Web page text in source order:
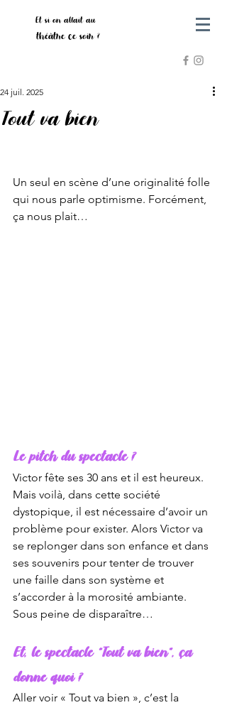
Et si on allait au
théâtre ce soir ?
Tout va bien
24 juil. 2025
Un seul en scène d’une originalité folle
qui nous parle optimisme. Forcément,
ça nous plait…
Le pitch du spectacle ?
Victor fête ses 30 ans et il est heureux.
Mais voilà, dans cette société
dystopique, il est nécessaire d’avoir un
problème pour exister. Alors Victor va
se replonger dans son enfance et dans
ses souvenirs pour tenter de trouver
une faille dans son système et
s’accorder à la morosité ambiante.
Sous peine de disparaître…
Et, le spectacle “Tout va bien”, ça
donne quoi ?
Aller voir « Tout va bien », c’est la